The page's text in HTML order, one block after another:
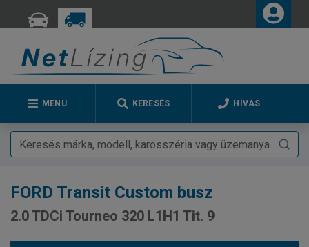
MENÜ KERESÉS HÍVÁS
FORD Transit Custom busz
2.0 TDCi Tourneo 320 L1H1 Tit. 9